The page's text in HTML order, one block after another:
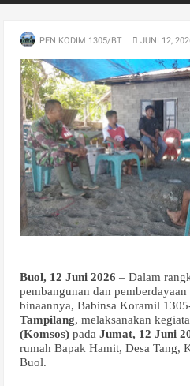
PEN KODIM 1305/BT JUNI 12,
Buol, 12 Juni 2026 – Dalam
pembangunan dan
binaannya, Babinsa Koramil
Tampilang, melaksanakan
(Komsos) padaJumat, 12 Juni
rumah Bapak Hamit, Desa Tang,
Buol.